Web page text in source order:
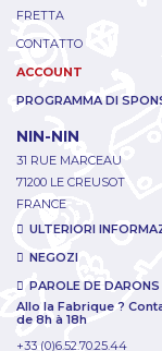
FRETTA
CONTATTO
ACCOUNT
PROGRAMMA DI
NIN-NIN
31 RUE MARCEAU
71200 LE CREUSOT
FRANCE
ULTERIORI
NEGOZI
PAROLE DE DARONS
Allo la Fabrique ?
de 8h à 18h
+33 (0)6.52.70.25.44